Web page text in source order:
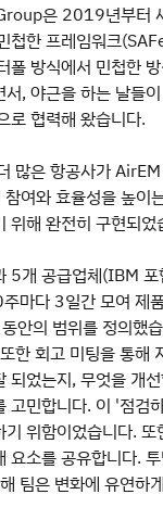
은 2019년부터
첩한 프레임워크
폴 방식에서 민첩한
, 야근을 하는 날들
로 협력해 왔습니다.
많은 항공사가
여와 효율성을 높이
위해 완전히 구현되었
개 공급업체(IBM 포
마다 3일간 모여 제
안의 범위를 정의했
한 회고 미팅을 통해
되었는지, 무엇을 개
고민합니다. 이 '점검
기 위함이었습니다.
요소를 공유합니다.
팀은 변화에 유연하